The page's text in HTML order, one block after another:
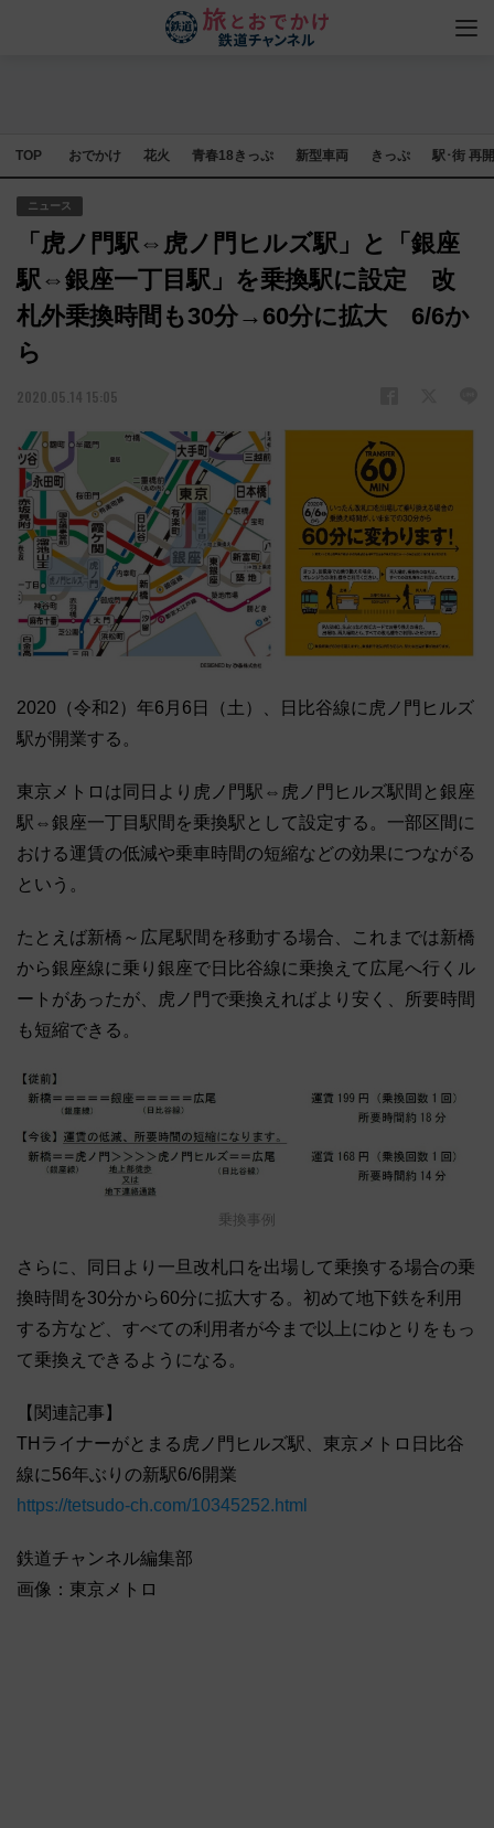
TOP おでかけ 花火 青春18きっぷ 新型車両 きっぷ 駅･街 再
ニュース
「虎ノ門駅⇔虎ノ門ヒルズ駅」と「銀座
駅⇔銀座一丁目駅」を乗換駅に設定 改
札外乗換時間も30分→60分に拡大 6/6か
ら
2020.05.14 15:05
2020（令和2）年6月6日（土）、日比谷線に虎ノ門ヒルズ
駅が開業する。
東京メトロは同日より虎ノ門駅⇔虎ノ門ヒルズ駅間と銀座
駅⇔銀座一丁目駅間を乗換駅として設定する。一部区間に
おける運賃の低減や乗車時間の短縮などの効果につながる
という。
たとえば新橋～広尾駅間を移動する場合、これまでは新橋
から銀座線に乗り銀座で日比谷線に乗換えて広尾へ行くル
ートがあったが、虎ノ門で乗換えればより安く、所要時間
も短縮できる。
乗換事例
さらに、同日より一旦改札口を出場して乗換する場合の乗
換時間を30分から60分に拡大する。初めて地下鉄を利用
する方など、すべての利用者が今まで以上にゆとりをもっ
て乗換えできるようになる。
【関連記事】
THライナーがとまる虎ノ門ヒルズ駅、東京メトロ日比谷
線に56年ぶりの新駅6/6開業
https://tetsudo-ch.com/10345252.html
鉄道チャンネル編集部
画像：東京メトロ